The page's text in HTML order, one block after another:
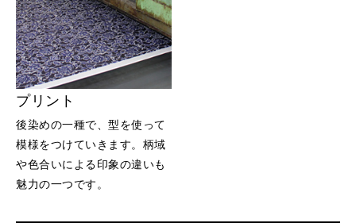
プリント
後染めの一種で、型を使って
模様をつけていきます。柄域
や色合いによる印象の違いも
魅力の一つです。